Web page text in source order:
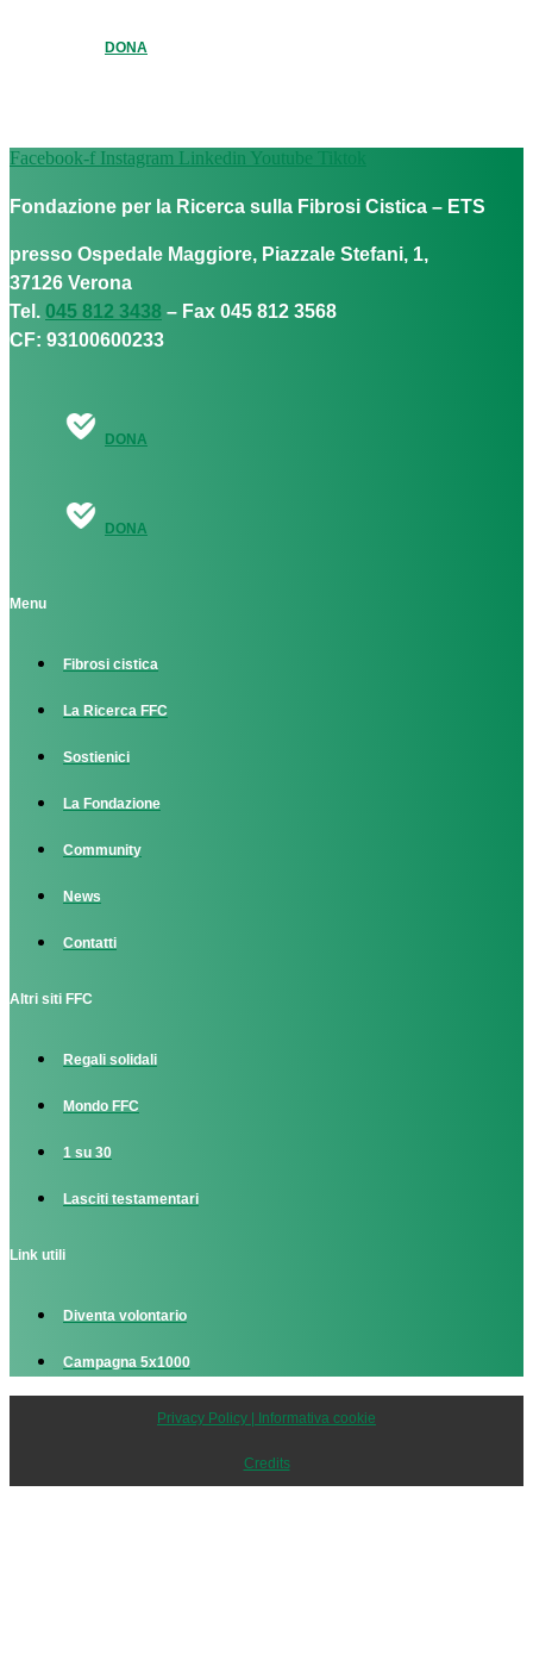
DONA
Facebook-f Instagram Linkedin Youtube Tiktok
Fondazione per la Ricerca sulla Fibrosi Cistica – ETS
presso Ospedale Maggiore, Piazzale Stefani, 1,
37126 Verona
Tel. 045 812 3438 – Fax 045 812 3568
CF: 93100600233
DONA
DONA
Menu
Fibrosi cistica
La Ricerca FFC
Sostienici
La Fondazione
Community
News
Contatti
Altri siti FFC
Regali solidali
Mondo FFC
1 su 30
Lasciti testamentari
Link utili
Diventa volontario
Campagna 5x1000
Privacy Policy | Informativa cookie
Credits